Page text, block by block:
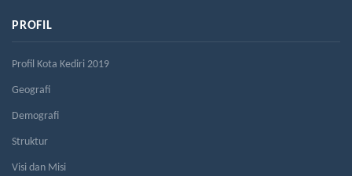
PROFIL
Profil Kota Kediri 2019
Geografi
Demografi
Struktur
Visi dan Misi